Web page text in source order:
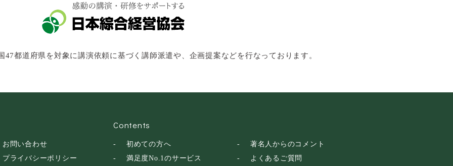
47都道府県を対象に講演依頼に基づく講師派遣や、企画提案などを行なっております。
お問い合わせ
プライバシーポリシー
Contents
初めての方へ
満足度No.1のサービス
著名人からのコメント
よくあるご質問